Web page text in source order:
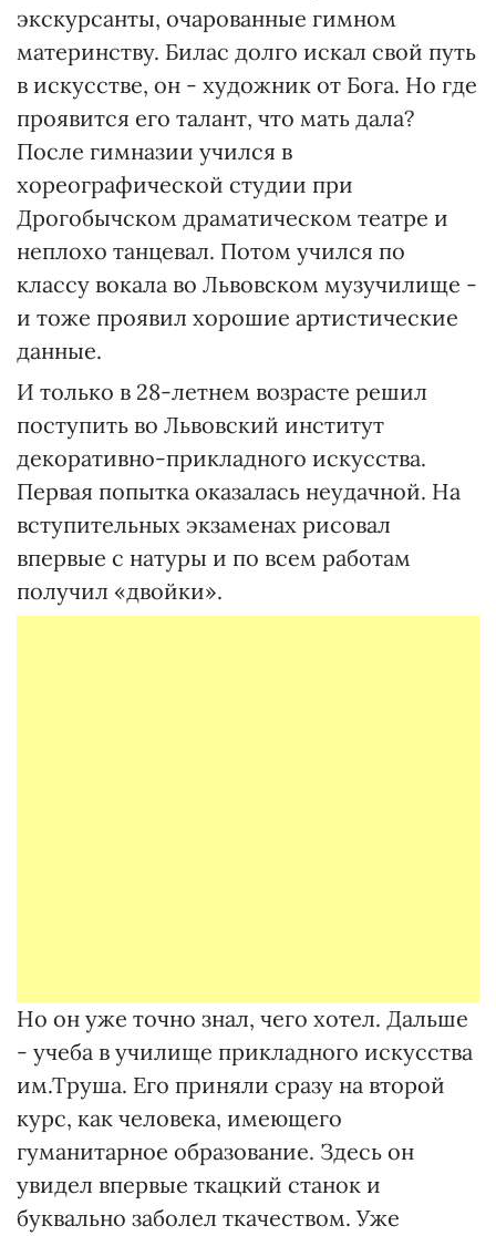
экскурсанты, очарованные гимном
материнству. Билас долго искал свой путь
в искусстве, он - художник от Бога. Но где
проявится его талант, что мать дала?
После гимназии учился в
хореографической студии при
Дрогобычском драматическом театре и
неплохо танцевал. Потом учился по
классу вокала во Львовском музучилище -
и тоже проявил хорошие артистические
данные.
И только в 28-летнем возрасте решил
поступить во Львовский институт
декоративно-прикладного искусства.
Первая попытка оказалась неудачной. На
вступительных экзаменах рисовал
впервые с натуры и по всем работам
получил «двойки».
Но он уже точно знал, чего хотел. Дальше
- учеба в училище прикладного искусства
им.Труша. Его приняли сразу на второй
курс, как человека, имеющего
гуманитарное образование. Здесь он
увидел впервые ткацкий станок и
буквально заболел ткачеством. Уже